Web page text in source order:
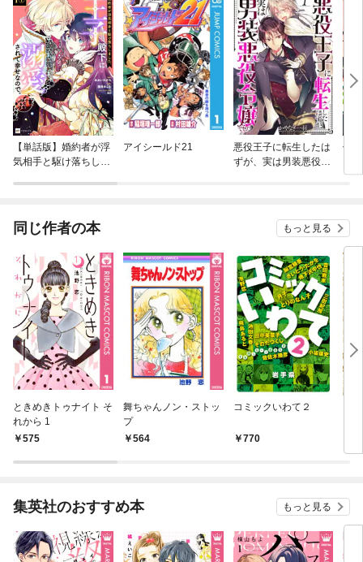
【単話版】婚約者が浮
気相手と駆け落ちしま
ても困ります。
アイシールド21
悪役王子に転生したは
ずが、実は男装悪役令
傷
同じ作者の本 もっと見る
ときめきトゥナイト そ
れから 1
575
舞ちゃんノン・ストッ
プ
564
コミックいわて２
770
集英社のおすすめ本 もっと見る